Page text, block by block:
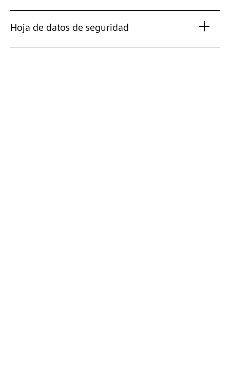
Hoja de datos de seguridad